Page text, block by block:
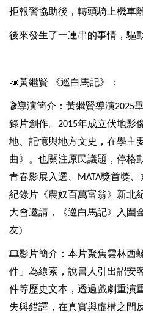
拒報警協助後，轉頭騎上機車
後來發生了一連串的事情，驅
📣黃繼賢 《巡白馬記》：
🎬導演簡介：黃繼賢導演2025
錄片創作。 2015年成立伏地影
地、記憶與地方文史，在學主
曲》。也關注原民議題，停格
青春影展入選、 MATA獎首獎、
紀錄片《農奴百萬富翁》新北
大會邀請，《巡白馬記》入圍
友)
🎞影片簡介：本片聚焦雲林西
件」為線索，說書人引出詔安
件等歷史文本，透過戲劇重演
失與錯譯，在真實與虛構之間